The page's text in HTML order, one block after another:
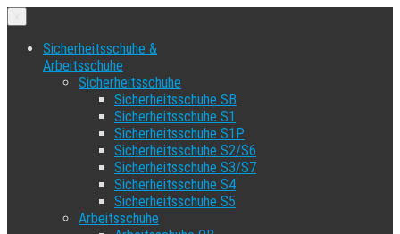
Sicherheitsschuhe &
Arbeitsschuhe
Sicherheitsschuhe
Sicherheitsschuhe SB
Sicherheitsschuhe S1
Sicherheitsschuhe S1P
Sicherheitsschuhe S2/S6
Sicherheitsschuhe S3/S7
Sicherheitsschuhe S4
Sicherheitsschuhe S5
Arbeitsschuhe